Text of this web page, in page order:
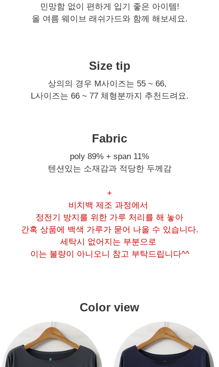
민망함 없이 편하게 입기 좋은 아이템!
올 여름 웨이브 래쉬가드와 함께 해보세요.
Size tip
상의의 경우 M사이즈는 55 ~ 66,
L사이즈는 66 ~ 77 체형분까지 추천드려요.
Fabric
poly 89% + span 11%
텐션있는 소재감과 적당한 두께감
+
비치백 제조 과정에서
정전기 방지를 위한 가루 처리를 해 놓아
간혹 상품에 백색 가루가 묻어 나올 수 있습니다.
세탁시 없어지는 부분으로
이는 불량이 아니오니 참고 부탁드립니다^^
Color view